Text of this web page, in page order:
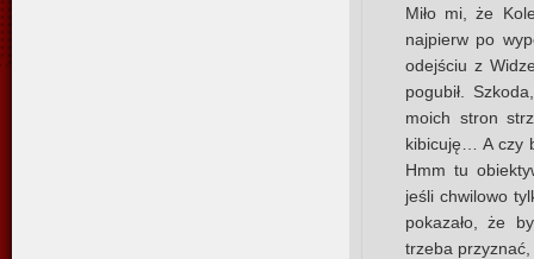
Miło mi, że
najpierw po
odejściu z
pogubił.
moich stron
kibicuję… A czy
Hmm tu
jeśli chwilowo
pokazało, że
trzeba